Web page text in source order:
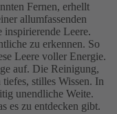
Fernen, erhellt
allumfassenden
inspirierende Leere.
zu erkennen. So
Leere voller Energie.
auf. Die Reinigung,
stilles Wissen. In
unendliche Weite.
es zu entdecken gibt.